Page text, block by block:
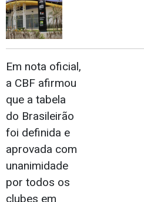
Em nota oficial,
a CBF afirmou
que a tabela
do Brasileirão
foi definida e
aprovada com
unanimidade
por todos os
clubes em